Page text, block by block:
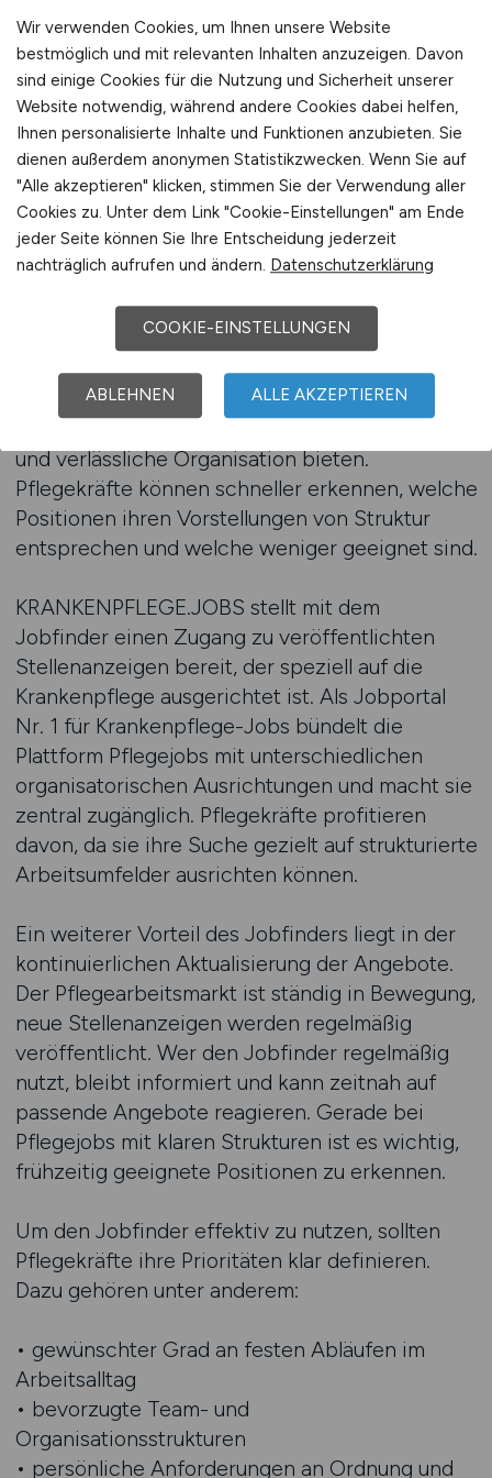
Arbeitsweisen legen, profitieren von einer
strukturierten Jobsuche. Ein Jobfinder
unterstützt diesen Prozess, indem er
veröffentlichte Pflegejobs übersichtlich darstellt
und eine gezielte Auswahl ermöglicht. Gerade
bei der Suche nach strukturierten
Arbeitsumfeldern ist Klarheit entscheidend.
Ein Jobfinder richtet sich an Pflegekräfte, die
ihre Jobsuche aktiv steuern möchten. Statt sich
durch zahlreiche Einzelangebote zu arbeiten,
erhalten sie eine gebündelte Übersicht über
relevante Stellenanzeigen. Dies erleichtert es,
und verlässliche Organisation bieten.
Pflegekräfte können schneller erkennen, welche
Positionen ihren Vorstellungen von Struktur
entsprechen und welche weniger geeignet sind.
KRANKENPFLEGE.JOBS stellt mit dem
Jobfinder einen Zugang zu veröffentlichten
Stellenanzeigen bereit, der speziell auf die
Krankenpflege ausgerichtet ist. Als Jobportal
Nr. 1 für Krankenpflege-Jobs bündelt die
Plattform Pflegejobs mit unterschiedlichen
organisatorischen Ausrichtungen und macht sie
zentral zugänglich. Pflegekräfte profitieren
davon, da sie ihre Suche gezielt auf strukturierte
Arbeitsumfelder ausrichten können.
Ein weiterer Vorteil des Jobfinders liegt in der
kontinuierlichen Aktualisierung der Angebote.
Der Pflegearbeitsmarkt ist ständig in Bewegung,
neue Stellenanzeigen werden regelmäßig
veröffentlicht. Wer den Jobfinder regelmäßig
nutzt, bleibt informiert und kann zeitnah auf
passende Angebote reagieren. Gerade bei
Pflegejobs mit klaren Strukturen ist es wichtig,
frühzeitig geeignete Positionen zu erkennen.
Um den Jobfinder effektiv zu nutzen, sollten
Pflegekräfte ihre Prioritäten klar definieren.
Dazu gehören unter anderem:
• gewünschter Grad an festen Abläufen im
Arbeitsalltag
• bevorzugte Team- und
Organisationsstrukturen
• persönliche Anforderungen an Ordnung und
Wir verwenden Cookies, um Ihnen unsere Website
bestmöglich und mit relevanten Inhalten anzuzeigen. Davon
sind einige Cookies für die Nutzung und Sicherheit unserer
Website notwendig, während andere Cookies dabei helfen,
Ihnen personalisierte Inhalte und Funktionen anzubieten. Sie
dienen außerdem anonymen Statistikzwecken. Wenn Sie auf
"Alle akzeptieren" klicken, stimmen Sie der Verwendung aller
Cookies zu. Unter dem Link "Cookie-Einstellungen" am Ende
jeder Seite können Sie Ihre Entscheidung jederzeit
nachträglich aufrufen und ändern. Datenschutzerklärung
COOKIE-EINSTELLUNGEN
ABLEHNEN ALLE AKZEPTIEREN